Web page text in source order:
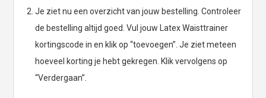
Je ziet nu een overzicht van jouw bestelling. Controleer
de bestelling altijd goed. Vul jouw Latex Waisttrainer
kortingscode in en klik op “toevoegen”. Je ziet meteen
hoeveel korting je hebt gekregen. Klik vervolgens op
“Verdergaan”.